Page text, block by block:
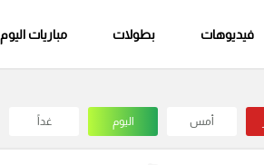
فيديوهات بطولات مباريات اليوم
أمس اليوم غداً